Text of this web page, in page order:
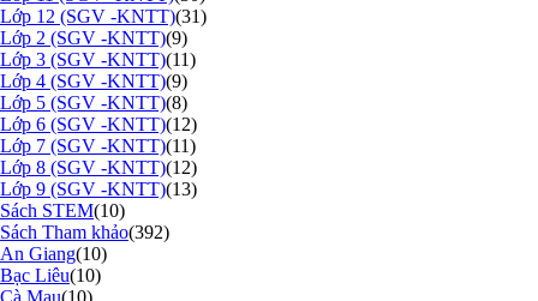
Lớp 12 (SGV -KNTT)(31)
Lớp 2 (SGV -KNTT)(9)
Lớp 3 (SGV -KNTT)(11)
Lớp 4 (SGV -KNTT)(9)
Lớp 5 (SGV -KNTT)(8)
Lớp 6 (SGV -KNTT)(12)
Lớp 7 (SGV -KNTT)(11)
Lớp 8 (SGV -KNTT)(12)
Lớp 9 (SGV -KNTT)(13)
Sách STEM(10)
Sách Tham khảo(392)
An Giang(10)
Bạc Liêu(10)
Cà Mau(10)